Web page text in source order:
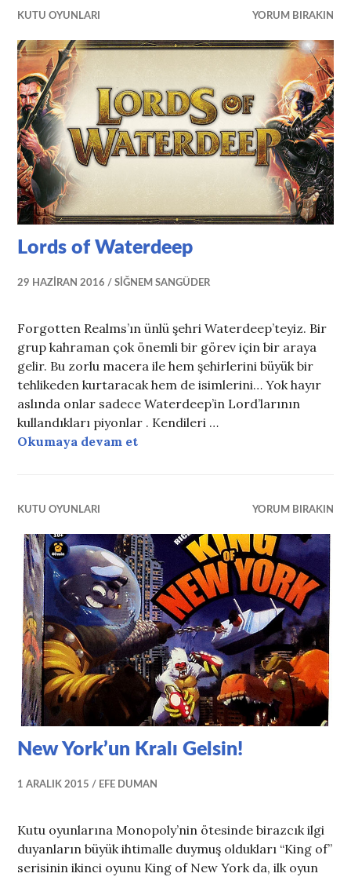
KUTU OYUNLARI YORUM BIRAKIN
Lords of Waterdeep
29 HAZIRAN 2016 SIĞNEM SANGÜDER
Forgotten Realms’ın ünlü şehri Waterdeep’teyiz. Bir
grup kahraman çok önemli bir görev için bir araya
gelir. Bu zorlu macera ile hem şehirlerini büyük bir
tehlikeden kurtaracak hem de isimlerini… Yok hayır
aslında onlar sadece Waterdeep’in Lord’larının
kullandıkları piyonlar . Kendileri …
Okumaya devam etLords of Waterdeep
KUTU OYUNLARI YORUM BIRAKIN
New York’un Kralı Gelsin!
1 ARALIK 2015 EFE DUMAN
Kutu oyunlarına Monopoly’nin ötesinde birazcık ilgi
duyanların büyük ihtimalle duymuş oldukları “King of”
serisinin ikinci oyunu King of New York da, ilk oyun